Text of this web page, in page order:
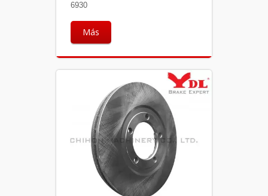
6930
Más